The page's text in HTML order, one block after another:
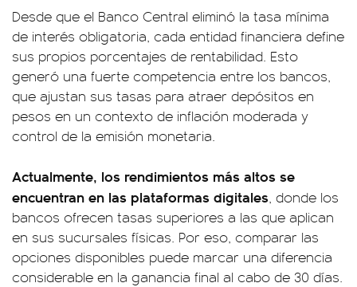
Desde que el Banco Central eliminó la tasa mínima
de interés obligatoria, cada entidad financiera define
sus propios porcentajes de rentabilidad. Esto
generó una fuerte competencia entre los bancos,
que ajustan sus tasas para atraer depósitos en
pesos en un contexto de inflación moderada y
control de la emisión monetaria.
Actualmente, los rendimientos más altos se
encuentran en las plataformas digitales, donde los
bancos ofrecen tasas superiores a las que aplican
en sus sucursales físicas. Por eso, comparar las
opciones disponibles puede marcar una diferencia
considerable en la ganancia final al cabo de 30 días.